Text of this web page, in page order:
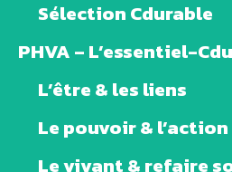
Sélection Cdurable
PHVA – L’essentiel-
L’être & les liens
Le pouvoir &
Le vivant & refaire